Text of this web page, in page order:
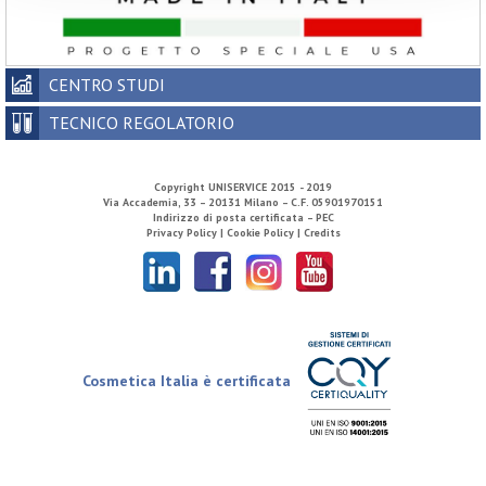
CENTRO STUDI
TECNICO REGOLATORIO
Copyright UNISERVICE 2015 - 2019
Via Accademia, 33 – 20131 Milano – C.F. 05901970151
Indirizzo di posta certificata – PEC
Privacy Policy | Cookie Policy | Credits
Cosmetica Italia è certificata